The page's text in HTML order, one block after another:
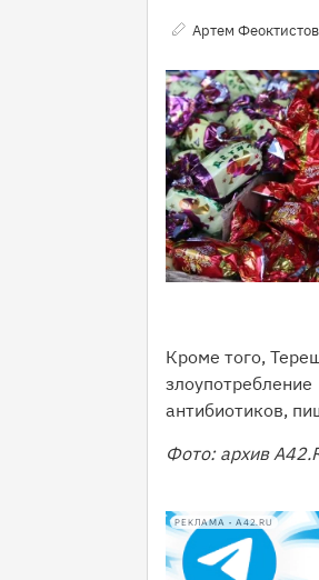
Артем Феоктистов
Кроме того,
антибиотиков,
Фото: архив
РЕКЛАМА • A42.RU